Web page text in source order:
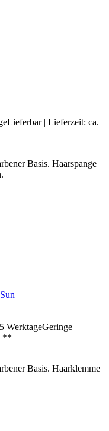
Lieferbar | Lieferzeit: ca.
Basis. Haarspange
Geringe
**
Basis. Haarklemme